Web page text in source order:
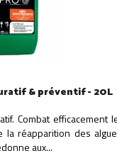
& préventif - 20L
Combat efficacement
la réapparition des
aux...